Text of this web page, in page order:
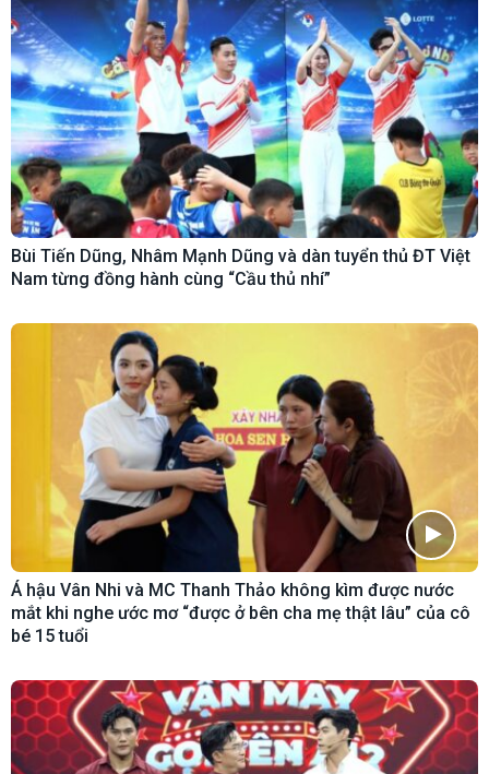
Bùi Tiến Dũng, Nhâm Mạnh Dũng và dàn tuyển thủ ĐT Việt
Nam từng đồng hành cùng “Cầu thủ nhí”
Á hậu Vân Nhi và MC Thanh Thảo không kìm được nước
mắt khi nghe ước mơ “được ở bên cha mẹ thật lâu” của cô
bé 15 tuổi